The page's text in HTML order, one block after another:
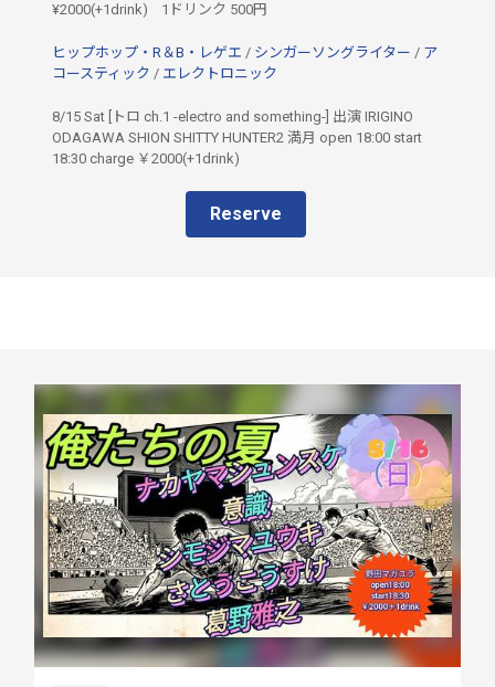
¥2000(+1drink) 1ドリンク 500円
ヒップホップ・R＆B・レゲエ / シンガーソングライター / ア
コースティック / エレクトロニック
8/15 Sat [トロ ch.1 -electro and something-] 出演 IRIGINO
ODAGAWA SHION SHITTY HUNTER2 満月 open 18:00 start
18:30 charge ￥2000(+1drink)
Reserve